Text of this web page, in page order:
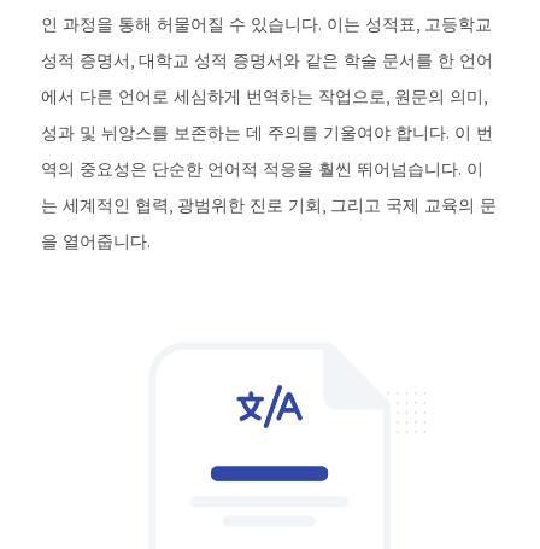
인 과정을 통해 허물어질 수 있습니다. 이는 성적표, 고등학교
성적 증명서, 대학교 성적 증명서와 같은 학술 문서를 한 언어
에서 다른 언어로 세심하게 번역하는 작업으로, 원문의 의미,
성과 및 뉘앙스를 보존하는 데 주의를 기울여야 합니다. 이 번
역의 중요성은 단순한 언어적 적응을 훨씬 뛰어넘습니다. 이
는 세계적인 협력, 광범위한 진로 기회, 그리고 국제 교육의 문
을 열어줍니다.